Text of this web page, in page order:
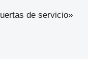
de servicio»